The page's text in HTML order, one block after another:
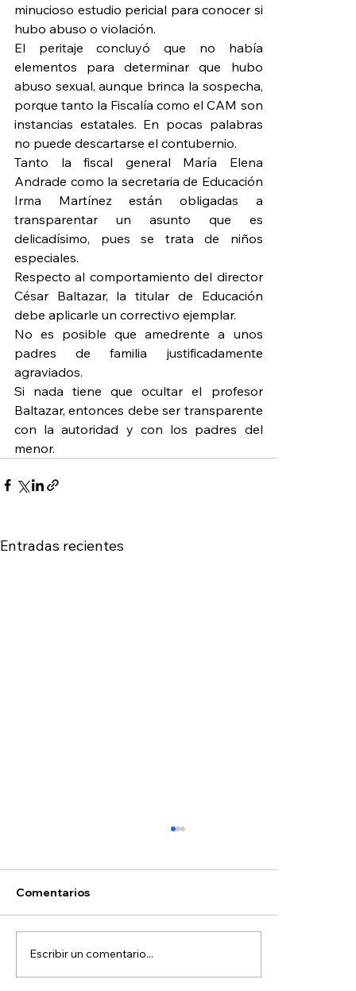
minucioso estudio pericial para conocer si
hubo abuso o violación.
El peritaje concluyó que no había
elementos para determinar que hubo
abuso sexual, aunque brinca la sospecha,
porque tanto la Fiscalía como el CAM son
instancias estatales. En pocas palabras
no puede descartarse el contubernio.
Tanto la fiscal general María Elena
Andrade como la secretaria de Educación
Irma Martínez están obligadas a
transparentar un asunto que es
delicadísimo, pues se trata de niños
especiales.
Respecto al comportamiento del director
César Baltazar, la titular de Educación
debe aplicarle un correctivo ejemplar.
No es posible que amedrente a unos
padres de familia justificadamente
agraviados.
Si nada tiene que ocultar el profesor
Baltazar, entonces debe ser transparente
con la autoridad y con los padres del
menor.
Entradas recientes
Comentarios
Escribir un comentario...